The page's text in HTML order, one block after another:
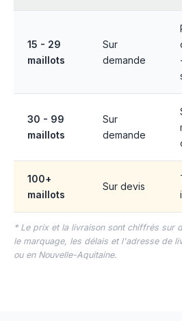
15 - 29
maillots
Sur
demande
30 - 99
maillots
Sur
demande
100+
maillots
Sur devis
* Le prix et la livraison sont chiffrés sur
le marquage, les délais et l'adresse de
ou en Nouvelle-Aquitaine.